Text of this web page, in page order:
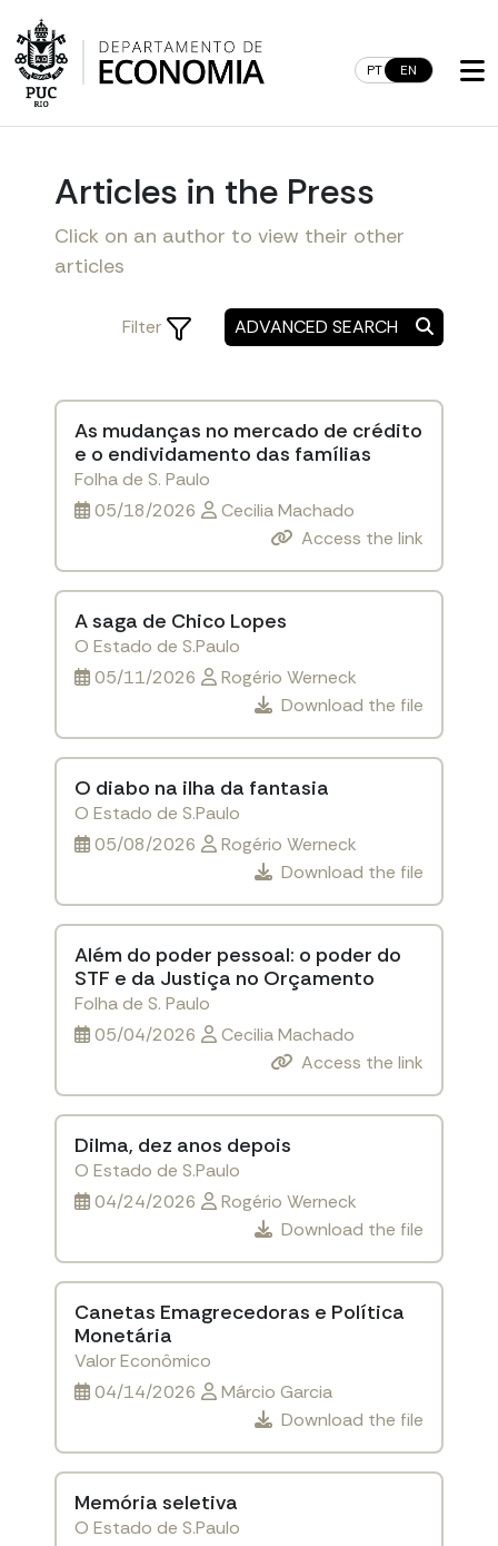
to
content
PT EN
Articles in the Press
Click on an author to view their other
articles
Filter ADVANCED SEARCH
As mudanças no mercado de crédito
e o endividamento das famílias
Folha de S. Paulo
05/18/2026
Cecilia Machado
Access the link
A saga de Chico Lopes
O Estado de S.Paulo
05/11/2026
Rogério Werneck
Download the file
O diabo na ilha da fantasia
O Estado de S.Paulo
05/08/2026
Rogério Werneck
Download the file
Além do poder pessoal: o poder do
STF e da Justiça no Orçamento
Folha de S. Paulo
05/04/2026
Cecilia Machado
Access the link
Dilma, dez anos depois
O Estado de S.Paulo
04/24/2026
Rogério Werneck
Download the file
Canetas Emagrecedoras e Política
Monetária
Valor Econômico
04/14/2026
Márcio Garcia
Download the file
Memória seletiva
O Estado de S.Paulo